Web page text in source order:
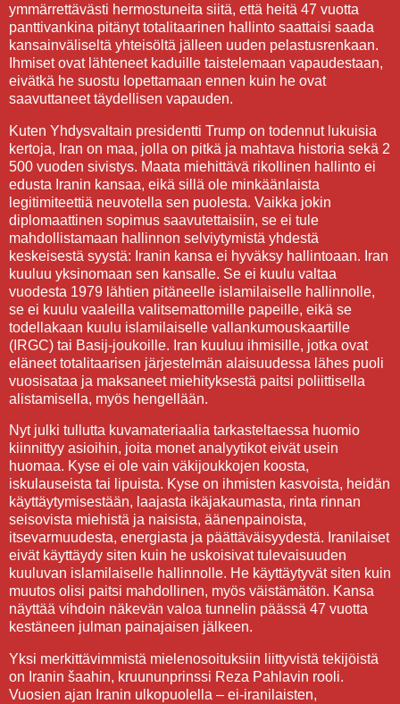
ymmärrettävästi hermostuneita siitä, että heitä 47 vuotta
panttivankina pitänyt totalitaarinen hallinto saattaisi saada
kansainväliseltä yhteisöltä jälleen uuden pelastusrenkaan.
Ihmiset ovat lähteneet kaduille taistelemaan vapaudestaan,
eivätkä he suostu lopettamaan ennen kuin he ovat
saavuttaneet täydellisen vapauden.
Kuten Yhdysvaltain presidentti Trump on todennut lukuisia
kertoja, Iran on maa, jolla on pitkä ja mahtava historia sekä 2
500 vuoden sivistys. Maata miehittävä rikollinen hallinto ei
edusta Iranin kansaa, eikä sillä ole minkäänlaista
legitimiteettiä neuvotella sen puolesta. Vaikka jokin
diplomaattinen sopimus saavutettaisiin, se ei tule
mahdollistamaan hallinnon selviytymistä yhdestä
keskeisestä syystä: Iranin kansa ei hyväksy hallintoaan. Iran
kuuluu yksinomaan sen kansalle. Se ei kuulu valtaa
vuodesta 1979 lähtien pitäneelle islamilaiselle hallinnolle,
se ei kuulu vaaleilla valitsemattomille papeille, eikä se
todellakaan kuulu islamilaiselle vallankumouskaartille
(IRGC) tai Basij-joukoille. Iran kuuluu ihmisille, jotka ovat
eläneet totalitaarisen järjestelmän alaisuudessa lähes puoli
vuosisataa ja maksaneet miehityksestä paitsi poliittisella
alistamisella, myös hengellään.
Nyt julki tullutta kuvamateriaalia tarkasteltaessa huomio
kiinnittyy asioihin, joita monet analyytikot eivät usein
huomaa. Kyse ei ole vain väkijoukkojen koosta,
iskulauseista tai lipuista. Kyse on ihmisten kasvoista, heidän
käyttäytymisestään, laajasta ikäjakaumasta, rinta rinnan
seisovista miehistä ja naisista, äänenpainoista,
itsevarmuudesta, energiasta ja päättäväisyydestä. Iranilaiset
eivät käyttäydy siten kuin he uskoisivat tulevaisuuden
kuuluvan islamilaiselle hallinnolle. He käyttäytyvät siten kuin
muutos olisi paitsi mahdollinen, myös väistämätön. Kansa
näyttää vihdoin näkevän valoa tunnelin päässä 47 vuotta
kestäneen julman painajaisen jälkeen.
Yksi merkittävimmistä mielenosoituksiin liittyvistä tekijöistä
on Iranin šaahin, kruununprinssi Reza Pahlavin rooli.
Vuosien ajan Iranin ulkopuolella – ei-iranilaisten,